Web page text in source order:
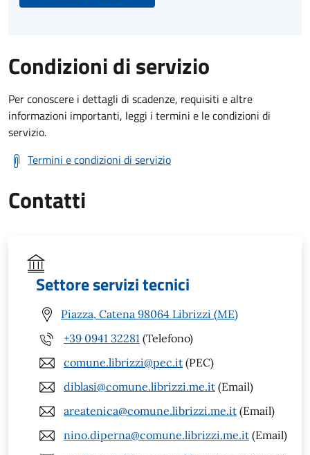
Condizioni di servizio
Per conoscere i dettagli di scadenze, requisiti e altre
informazioni importanti, leggi i termini e le condizioni di
servizio.
Termini e condizioni di servizio
Contatti
Settore servizi tecnici
Piazza, Catena 98064 Librizzi (ME)
+39 0941 32281 (Telefono)
comune.librizzi@pec.it (PEC)
diblasi@comune.librizzi.me.it (Email)
areatenica@comune.librizzi.me.it (Email)
nino.diperna@comune.librizzi.me.it (Email)